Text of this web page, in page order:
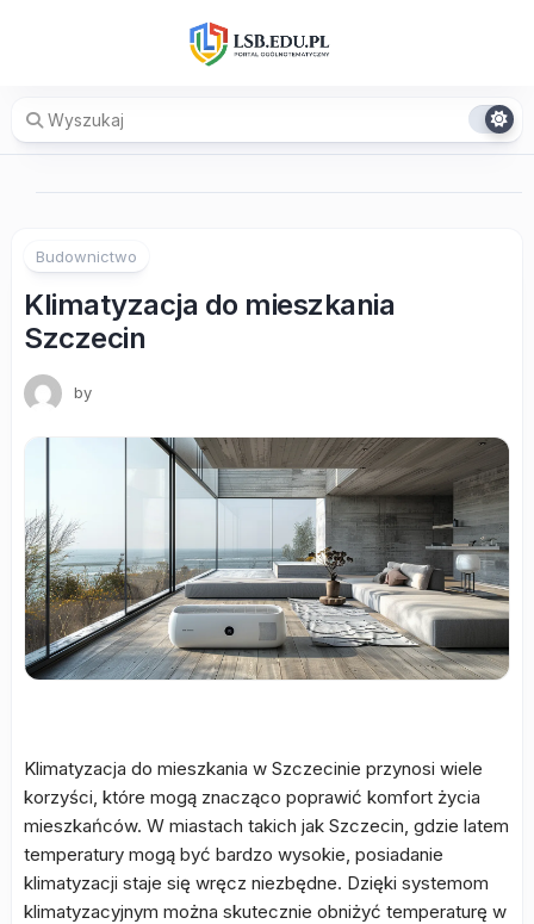
Budownictwo
Klimatyzacja do mieszkania
Szczecin
by
Klimatyzacja do mieszkania w Szczecinie przynosi wiele
korzyści, które mogą znacząco poprawić komfort życia
mieszkańców. W miastach takich jak Szczecin, gdzie latem
temperatury mogą być bardzo wysokie, posiadanie
klimatyzacji staje się wręcz niezbędne. Dzięki systemom
klimatyzacyjnym można skutecznie obniżyć temperaturę w